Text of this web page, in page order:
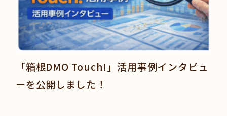
「箱根DMO Touch!」活用事例インタビュ
ーを公開しました！